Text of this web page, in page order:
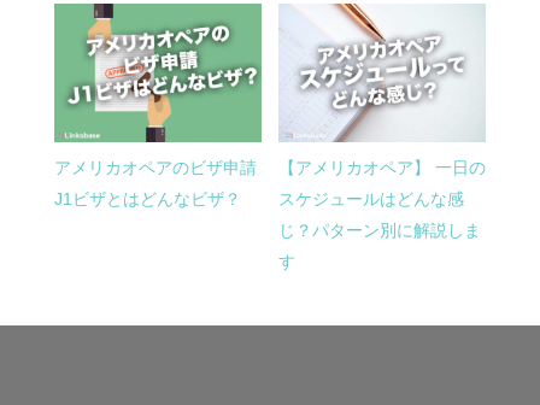
アメリカオペアのビザ申請
J1ビザとはどんなビザ？
【アメリカオペア】 一日の
スケジュールはどんな感
じ？パターン別に解説しま
す